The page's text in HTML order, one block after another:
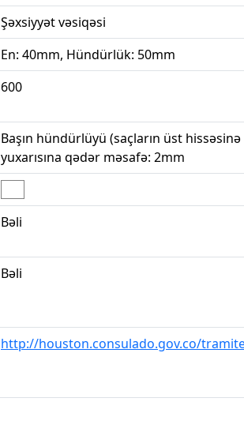
Şəxsiyyət vəsiqəsi
En: 40mm, Hündürlük: 50mm
600
Başın hündürlüyü (saçların üst
yuxarısına qədər məsafə: 2mm
Bəli
Bəli
http://houston.consulado.gov.co/